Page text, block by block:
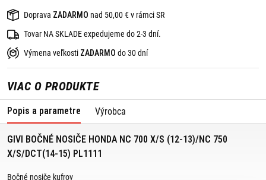
Doprava ZADARMO nad 50,00 € v rámci SR
Tovar NA SKLADE expedujeme do 2-3 dní.
Výmena veľkosti ZADARMO do 30 dní
VIAC O PRODUKTE
Popis a parametre Výrobca
GIVI BOČNÉ NOSIČE HONDA NC 700 X/S (12-13)/NC 750
X/S/DCT(14-15) PL1111
Bočné nosiče kufrov